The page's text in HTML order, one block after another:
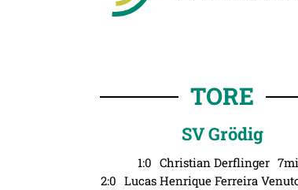
TORE
SV Grödig
1:0 Christian Derflinger
2:0 Lucas Henrique Ferreira